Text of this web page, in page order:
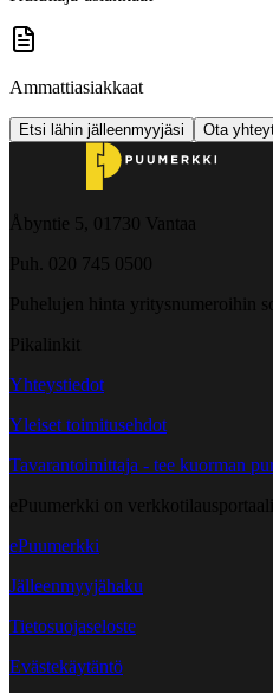
Ammattiasiakkaat
Etsi lähin jälleenmyyjäsi Ota
Åbyntie 5, 01730 Vantaa
Puh. 020 745 0500
Puhelujen hinta yritysnumeroihin
Pikalinkit
Yhteystiedot
Yleiset toimitusehdot
Tavarantoimittaja - tee kuorman
ePuumerkki on
ePuumerkki
Jälleenmyyjähaku
Tietosuojaseloste
Evästekäytäntö